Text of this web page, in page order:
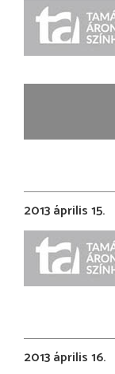
2013 április 15.
2013 április 16.